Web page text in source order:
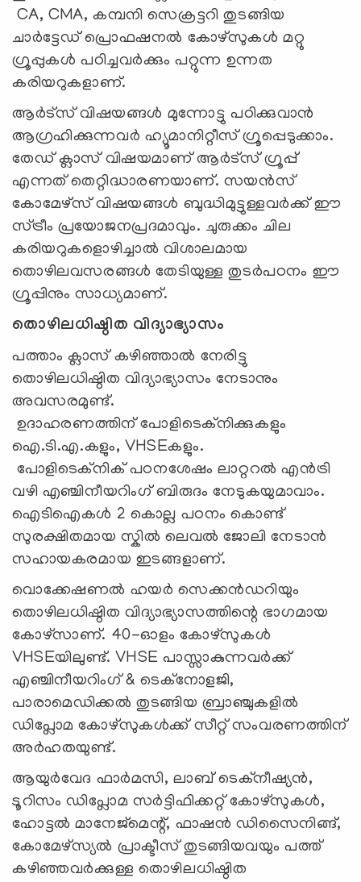
CA, CMA, കമ്പനി സെക്രട്ടറി തുടങ്ങിയ
ചാർട്ടേഡ് പ്രൊഫഷനൽ കോഴ്സുകൾ മറ്റു
ഗ്രൂപ്പുകൾ പഠിച്ചവര്‍ക്കും പറ്റുന്ന ഉന്നത
കരിയറുകളാണ്.
ആര്‍ട്‌സ് വിഷയങ്ങള്‍ മുന്നോട്ടു പഠിക്കുവാന്‍
ആഗ്രഹിക്കുന്നവര്‍ ഹ്യൂമാനിറ്റീസ് ഗ്രൂപ്പെടുക്കാം.
തേഡ് ക്ലാസ് വിഷയമാണ് ആർട്സ് ഗ്രൂപ്പ്
എന്നത് തെറ്റിദ്ധാരണയാണ്. സയന്‍സ്
കോമേഴ്‌സ് വിഷയങ്ങള്‍ ബുദ്ധിമുട്ടുള്ളവര്‍ക്ക് ഈ
സ്ട്രീം പ്രയോജനപ്രദമാവും. ചുരുക്കം ചില
കരിയറുകളൊഴിച്ചാല്‍ വിശാലമായ
തൊഴിലവസരങ്ങള്‍ തേടിയുള്ള തുടര്‍പഠനം ഈ
ഗ്രൂപ്പിനും സാധ്യമാണ്.
തൊഴിലധിഷ്ഠിത വിദ്യാഭ്യാസം
പത്താം ക്ലാസ് കഴിഞ്ഞാല്‍ നേരിട്ടു
തൊഴിലധിഷ്ഠിത വിദ്യാഭ്യാസം നേടാനും
അവസരമുണ്ട്.
ഉദാഹരണത്തിന് പോളിടെക്‌നിക്കുകളും
ഐ.ടി.എ.കളും, VHSEകളും.
പോളിടെക്‌നിക് പഠനശേഷം ലാറ്ററല്‍ എന്‍ട്രി
വഴി എഞ്ചിനീയറിംഗ് ബിരുദം നേടുകയുമാവാം.
ഐടിഐകൾ 2 കൊല്ല പഠനം കൊണ്ട്
സുരക്ഷിതമായ സ്കിൽ ലെവൽ ജോലി നേടാൻ
സഹായകരമായ ഇടങ്ങളാണ്.
വൊക്കേഷണല്‍ ഹയര്‍ സെക്കന്‍ഡറിയും
തൊഴിലധിഷ്ഠിത വിദ്യാഭ്യാസത്തിന്റെ ഭാഗമായ
കോഴ്സാണ്. 40-ഓളം കോഴ്‌സുകള്‍
VHSEയിലുണ്ട്. VHSE പാസ്സാകുന്നവര്‍ക്ക്
എഞ്ചിനീയറിംഗ് & ടെക്‌നോളജി,
പാരാമെഡിക്കൽ തുടങ്ങിയ ബ്രാഞ്ചുകളില്‍
ഡിപ്ലോമ കോഴ്‌സുകള്‍ക്ക് സീറ്റ് സംവരണത്തിന്
അര്‍ഹതയുണ്ട്.
ആയുര്‍വേദ ഫാര്‍മസി, ലാബ് ടെക്‌നീഷ്യന്‍,
ടൂറിസം ഡിപ്ലോമ സര്‍ട്ടിഫിക്കറ്റ് കോഴ്‌സുകള്‍,
ഹോട്ടല്‍ മാനേജ്‌മെന്റ്, ഫാഷൻ ഡിസൈനിങ്ങ്,
കോമേഴ്‌സ്യൽ പ്രാക്ടീസ് തുടങ്ങിയവയും പത്ത്
കഴിഞ്ഞവർക്കുള്ള തൊഴിലധിഷ്ഠിത